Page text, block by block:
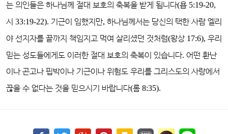
는 의인들은 하나님께 절대 보호의 축복을 받게 됩니다(욥 5:19-20,
시 33:19-22). 기근이 임했지만, 하나님께서는 당신의 택한 사람 엘리
야 선지자를 끝까지 책임지고 먹여 살리셨던 것처럼(왕상 17:6), 우리
믿는 성도들에게도 이러한 절대 보호의 축복이 있습니다. 어떤 환난
이나 곤고나 핍박이나 기근이나 위험도 우리를 그리스도의 사랑에서
끊을 수 없다는 것을 믿으시기 바랍니다(롬 8:35).